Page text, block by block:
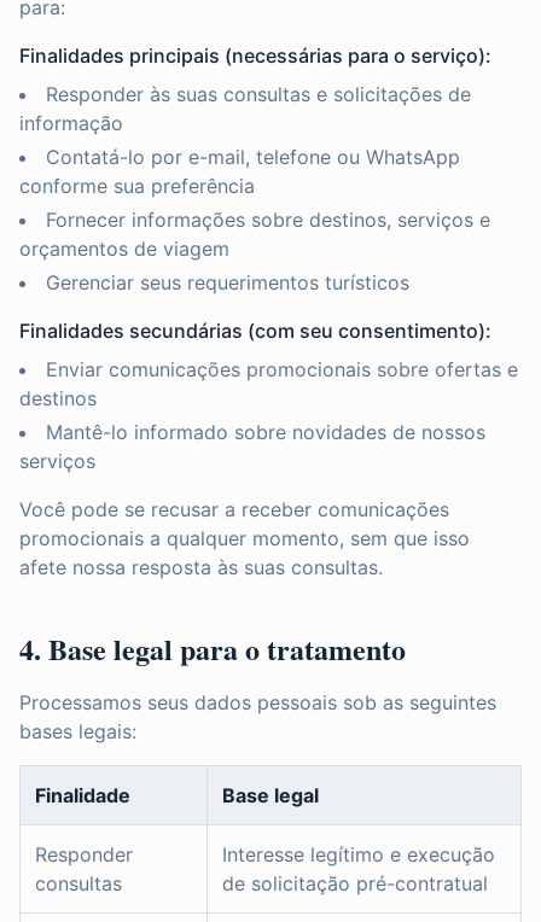
para:
Finalidades principais (necessárias para o serviço):
Responder às suas consultas e solicitações de
informação
Contatá-lo por e-mail, telefone ou WhatsApp
conforme sua preferência
Fornecer informações sobre destinos, serviços e
orçamentos de viagem
Gerenciar seus requerimentos turísticos
Finalidades secundárias (com seu consentimento):
Enviar comunicações promocionais sobre ofertas e
destinos
Mantê-lo informado sobre novidades de nossos
serviços
Você pode se recusar a receber comunicações
promocionais a qualquer momento, sem que isso
afete nossa resposta às suas consultas.
4. Base legal para o tratamento
Processamos seus dados pessoais sob as seguintes
bases legais:
Finalidade Base legal
Responder
consultas
Interesse legítimo e execução
de solicitação pré-contratual